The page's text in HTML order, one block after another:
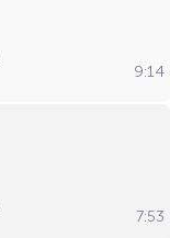
9:14
7:53